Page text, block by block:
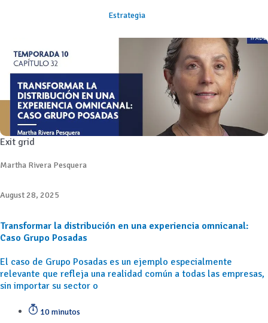
Estrategia
Exit grid
Martha Rivera Pesquera
August 28, 2025
Transformar la distribución en una experiencia omnicanal:
Caso Grupo Posadas
El caso de Grupo Posadas es un ejemplo especialmente
relevante que refleja una realidad común a todas las empresas,
sin importar su sector o
10 minutos